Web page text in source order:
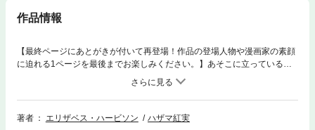
作品情報
【最終ページにあとがきが付いて再登場！作品の登場人物や漫画家の素顔
に迫れる1ページを最後までお楽しみください。】あそこに立っているの
は本当にローラだろうか。ドルーはわが目を疑った。まさか、そんなはず
はない。妻は一年半前、事故で死んだのだから。しかし、見れば見るほど
そっくりな彼女にドルーは近づき、声をかけてみた。「ローラ!」ところ
が、彼女はメアリー・シェパードと名乗った。目も、髪も、声も、そっく
著者 エリザベス・ハービソン
ハザマ紅実